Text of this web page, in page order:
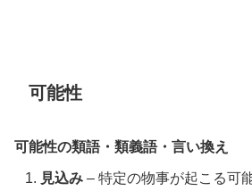
可能性
可能性の類語・類義語・言い換え
見込み – 特定の物事が起こる可